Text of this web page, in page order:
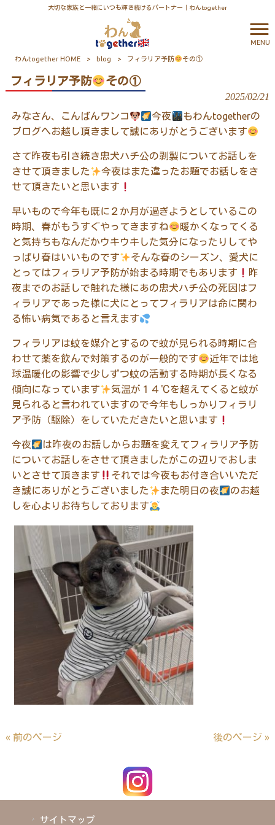
大切な家族と一緒にいつも輝き続けるパートナー｜わんtogether
MENU
わんtogether HOME > blog > フィラリア予防 その①
フィラリア予防 その①
2025/02/21
みなさん、こんばんワンコ 今夜
もわんtogetherの
ブログへお越し頂きまして誠にありがとうございます
さて昨夜も引き続き忠犬ハチ公の剥製についてお話しを
させて頂きました
今夜はまた違ったお題でお話しをさ
せて頂きたいと思います
早いもので今年も既に２か月が過ぎようとしているこの
時期、春がもうすぐやってきますね
暖かくなってくる
と気持ちもなんだかウキウキした気分になったりしてや
っぱり春はいいものです
そんな春のシーズン、愛犬に
とってはフィラリア予防が始まる時期でもあります
昨
夜までのお話しで触れた様にあの忠犬ハチ公の死因はフ
ィラリアであった様に犬にとってフィラリアは命に関わ
る怖い病気であると言えます
フィラリアは蚊を媒介とするので蚊が見られる時期に合
わせて薬を飲んで対策するのが一般的です
近年では地
球温暖化の影響で少しずつ蚊の活動する時期が長くなる
傾向になっています
気温が１４℃を超えてくると蚊が
見られると言われていますので今年もしっかりフィラリ
ア予防（駆除）をしていただきたいと思います
今夜
は昨夜のお話しからお題を変えてフィラリア予防
についてお話しをさせて頂きましたがこの辺りでおしま
いとさせて頂きます
それでは今夜もお付き合いいただ
き誠にありがとうございました
また明日の夜
のお越
しを心よりお待ちしております
« 前のページ 後のページ »
サイトマップ